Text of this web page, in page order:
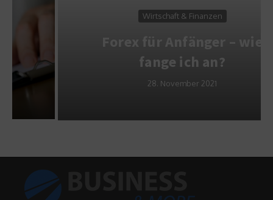
Wirtschaft & Finanzen
Forex für Anfänger – wie
fange ich an?
28. November 2021